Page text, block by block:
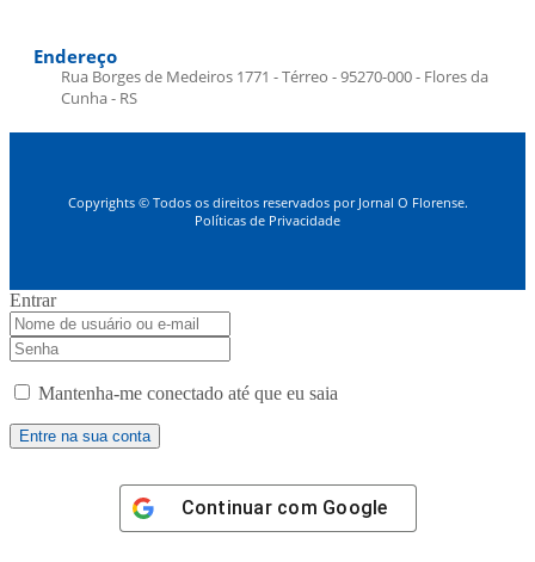
Endereço
Rua Borges de Medeiros 1771 - Térreo - 95270-000 - Flores da
Cunha - RS
Copyrights © Todos os direitos reservados por Jornal O Florense.
Políticas de Privacidade
Entrar
Mantenha-me conectado até que eu saia
Continuar com Google